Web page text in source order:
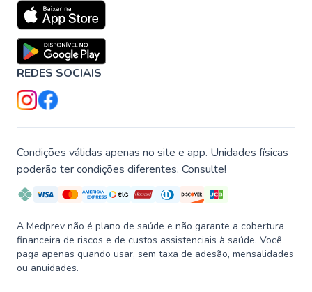
REDES SOCIAIS
Condições válidas apenas no site e app. Unidades físicas
poderão ter condições diferentes. Consulte!
A Medprev não é plano de saúde e não garante a cobertura
financeira de riscos e de custos assistenciais à saúde. Você
paga apenas quando usar, sem taxa de adesão, mensalidades
ou anuidades.